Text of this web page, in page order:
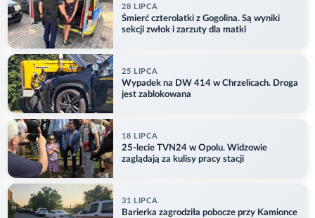
28 LIPCA
Śmierć czterolatki z Gogolina. Są wyniki
sekcji zwłok i zarzuty dla matki
25 LIPCA
Wypadek na DW 414 w Chrzelicach. Droga
jest zablokowana
18 LIPCA
25-lecie TVN24 w Opolu. Widzowie
zaglądają za kulisy pracy stacji
31 LIPCA
Barierka zagrodziła pobocze przy Kamionce